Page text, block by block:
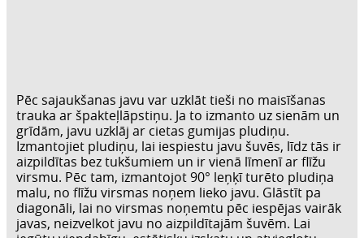
Pēc sajaukšanas javu var uzklāt tieši no maisīšanas
trauka ar špakteļlāpstiņu. Ja to izmanto uz sienām un
grīdām, javu uzklāj ar cietas gumijas pludiņu.
Izmantojiet pludiņu, lai iespiestu javu šuvēs, līdz tās ir
aizpildītas bez tukšumiem un ir vienā līmenī ar flīžu
virsmu. Pēc tam, izmantojot 90° leņķī turēto pludiņa
malu, no flīžu virsmas noņem lieko javu. Glāstīt pa
diagonāli, lai no virsmas noņemtu pēc iespējas vairāk
javas, neizvelkot javu no aizpildītajām šuvēm. Lai